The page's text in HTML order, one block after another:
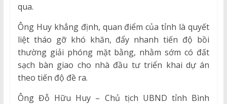
qua.
Ông Huy khẳng định, quan điểm của tỉnh là quyết
liệt tháo gỡ khó khăn, đẩy nhanh tiến độ bồi
thường giải phóng mặt bằng, nhằm sớm có đất
sạch bàn giao cho nhà đầu tư triển khai dự án
theo tiến độ đề ra.
Ông Đỗ Hữu Huy – Chủ tịch UBND tỉnh Bình